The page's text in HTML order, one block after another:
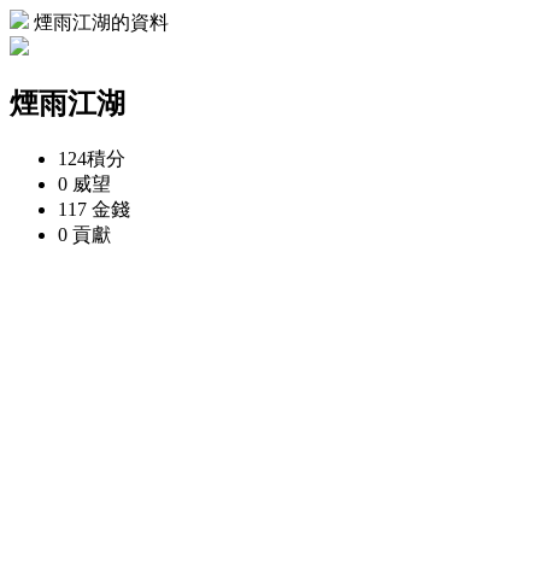
煙雨江湖的資料
煙雨江湖
124積分
0 威望
117 金錢
0 貢獻